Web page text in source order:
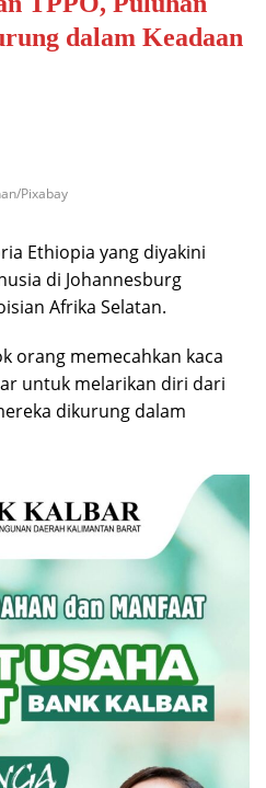
dalam Keadaan
Pixabay
Ethiopia yang diyakini
di Johannesburg
Afrika Selatan.
orang memecahkan kaca
untuk melarikan diri dari
dikurung dalam